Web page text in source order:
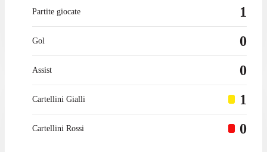
Partite giocate 1
Gol 0
Assist 0
Cartellini Gialli 1
Cartellini Rossi 0